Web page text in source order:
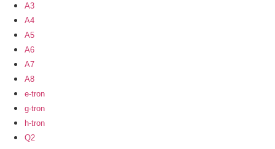
A3
A4
A5
A6
A7
A8
e-tron
g-tron
h-tron
Q2